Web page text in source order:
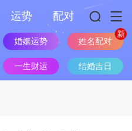
运势 配对
婚姻运势 姓名配对
一生财运 结婚吉日